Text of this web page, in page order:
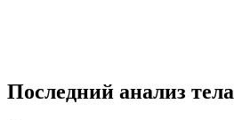
Последний анализ тела